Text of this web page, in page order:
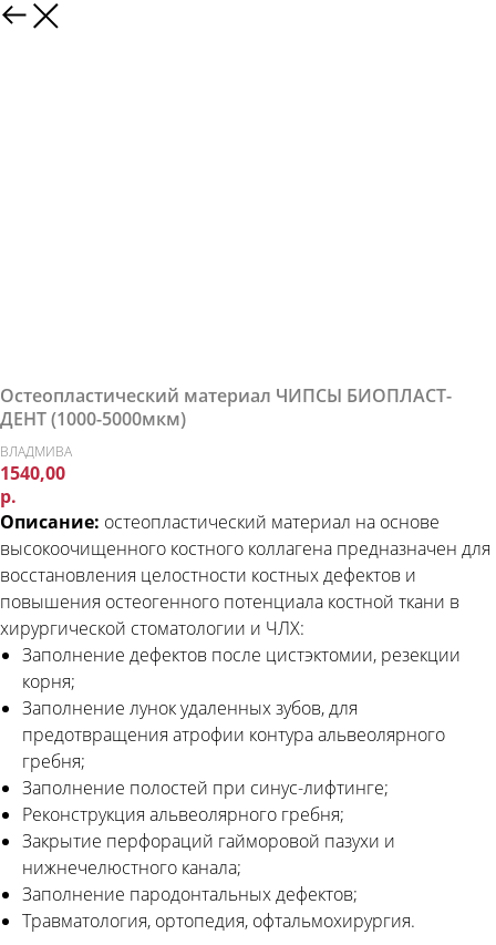
Остеопластический материал ЧИПСЫ БИОПЛАСТ-
ДЕНТ (1000-5000мкм)
ВЛАДМИВА
1540,00
р.
Описание: остеопластический материал на основе
высокоочищенного костного коллагена предназначен для
восстановления целостности костных дефектов и
повышения остеогенного потенциала костной ткани в
хирургической стоматологии и ЧЛХ:
Заполнение дефектов после цистэктомии, резекции
корня;
Заполнение лунок удаленных зубов, для
предотвращения атрофии контура альвеолярного
гребня;
Заполнение полостей при синус-лифтинге;
Реконструкция альвеолярного гребня;
Закрытие перфораций гайморовой пазухи и
нижнечелюстного канала;
Заполнение пародонтальных дефектов;
Травматология, ортопедия, офтальмохирургия.